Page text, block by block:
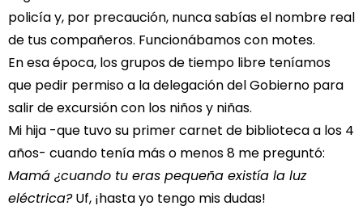
policía y, por precaución, nunca sabías el nombre real
de tus compañeros. Funcionábamos con motes.
En esa época, los grupos de tiempo libre teníamos
que pedir permiso a la delegación del Gobierno para
salir de excursión con los niños y niñas.
Mi hija -que tuvo su primer carnet de biblioteca a los 4
años- cuando tenía más o menos 8 me preguntó:
Mamá ¿cuando tu eras pequeña existía la luz
eléctrica?Uf, ¡hasta yo tengo mis dudas!